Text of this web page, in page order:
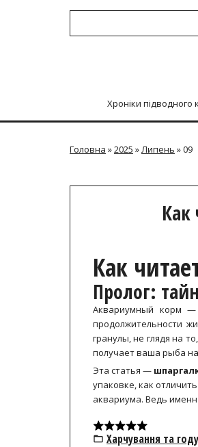
Хроніки підводного
Головна »2025 »Липень »09
Как
Как
Пролог:
Аквариумный корм —
продолжительности
гранулы, не глядя на
получает ваша рыба
Эта статья —
упаковке, как
аквариума. Ведь
Харчування та